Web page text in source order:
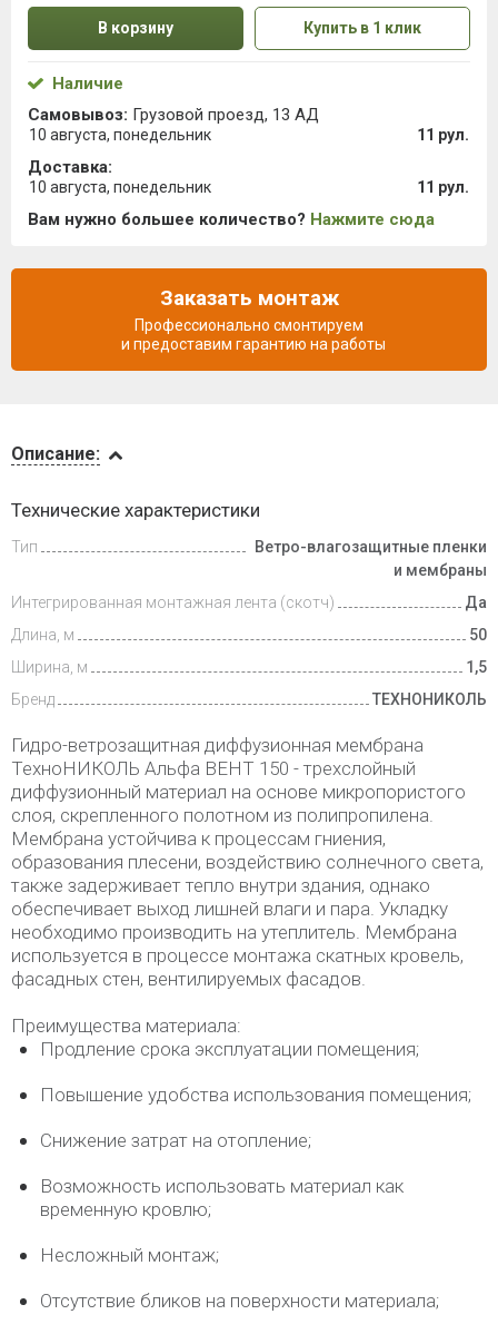
и оплата
Описание:
Технические характеристики
Тип
Ветро-влагозащитные пленки
и мембраны
Интегрированная монтажная лента (скотч)
Да
Длина, м
50
Ширина, м
1,5
Бренд
ТЕХНОНИКОЛЬ
Гидро-ветрозащитная диффузионная мембрана
ТехноНИКОЛЬ Альфа ВЕНТ 150 - трехслойный
диффузионный материал на основе микропористого
слоя, скрепленного полотном из полипропилена.
Мембрана устойчива к процессам гниения,
образования плесени, воздействию солнечного света,
также задерживает тепло внутри здания, однако
обеспечивает выход лишней влаги и пара. Укладку
необходимо производить на утеплитель. Мембрана
используется в процессе монтажа скатных кровель,
фасадных стен, вентилируемых фасадов.
Преимущества материала:
Продление срока эксплуатации помещения;
Повышение удобства использования помещения;
Снижение затрат на отопление;
Возможность использовать материал как
временную кровлю;
Несложный монтаж;
Отсутствие бликов на поверхности материала;
В корзину Купить в 1 клик
Наличие
Самовывоз: Грузовой проезд, 13 АД
10 августа, понедельник 11 рул.
Доставка:
10 августа, понедельник 11 рул.
Вам нужно большее количество? Нажмите сюда
Заказать монтаж
Профессионально смонтируем
и предоставим гарантию на работы